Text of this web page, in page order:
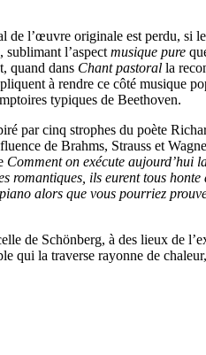
de l’œuvre originale est perdu, si
l’aspect musique pure
quand dans Chant pastoral la
à rendre ce côté musique
typiques de Beethoven.
par cinq strophes du poète
de Brahms, Strauss et
Comment on exécute aujourd’hui
romantiques, ils eurent tous
alors que vous pourriez
de Schönberg, à des lieux de
qui la traverse rayonne de